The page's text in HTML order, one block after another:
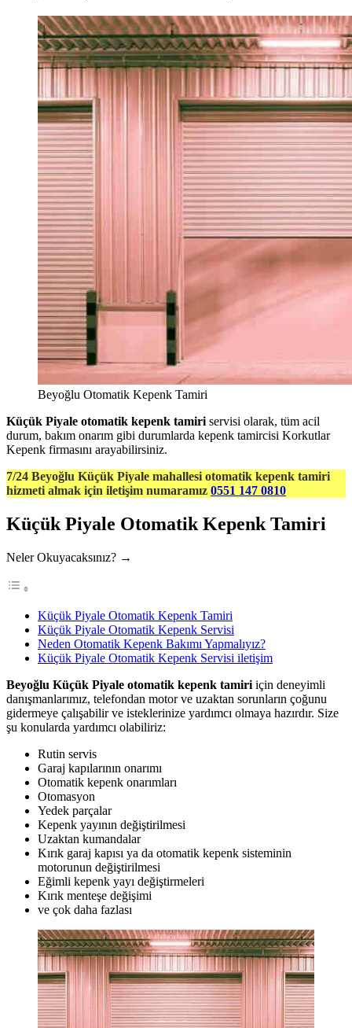
Beyoğlu Otomatik Kepenk Tamiri
Küçük Piyale otomatik kepenk tamiri servisi olarak, tüm acil
durum, bakım onarım gibi durumlarda kepenk tamircisi Korkutlar
Kepenk firmasını arayabilirsiniz.
7/24 Beyoğlu Küçük Piyale mahallesi otomatik kepenk tamiri
hizmeti almak için iletişim numaramız 0551 147 0810
Küçük Piyale Otomatik Kepenk Tamiri
Neler Okuyacaksınız? →
Küçük Piyale Otomatik Kepenk Tamiri
Küçük Piyale Otomatik Kepenk Servisi
Neden Otomatik Kepenk Bakımı Yapmalıyız?
Küçük Piyale Otomatik Kepenk Servisi iletişim
Beyoğlu Küçük Piyale otomatik kepenk tamiri için deneyimli
danışmanlarımız, telefondan motor ve uzaktan sorunların çoğunu
gidermeye çalışabilir ve isteklerinize yardımcı olmaya hazırdır. Size
şu konularda yardımcı olabiliriz:
Rutin servis
Garaj kapılarının onarımı
Otomatik kepenk onarımları
Otomasyon
Yedek parçalar
Kepenk yayının değiştirilmesi
Uzaktan kumandalar
Kırık garaj kapısı ya da otomatik kepenk sisteminin
motorunun değiştirilmesi
Eğimli kepenk yayı değiştirmeleri
Kırık menteşe değişimi
ve çok daha fazlası